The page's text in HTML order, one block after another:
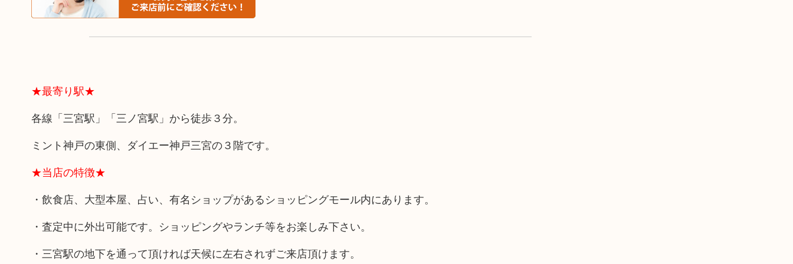
★最寄り駅★
各線「三宮駅」「三ノ宮駅」から徒歩３分。
ミント神戸の東側、ダイエー神戸三宮の３階です。
★当店の特徴★
・飲食店、大型本屋、占い、有名ショップがあるショッピングモール内にあります。
・査定中に外出可能です。ショッピングやランチ等をお楽しみ下さい。
・三宮駅の地下を通って頂ければ天候に左右されずご来店頂けます。